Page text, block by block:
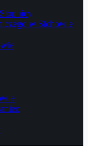
w Sichowie